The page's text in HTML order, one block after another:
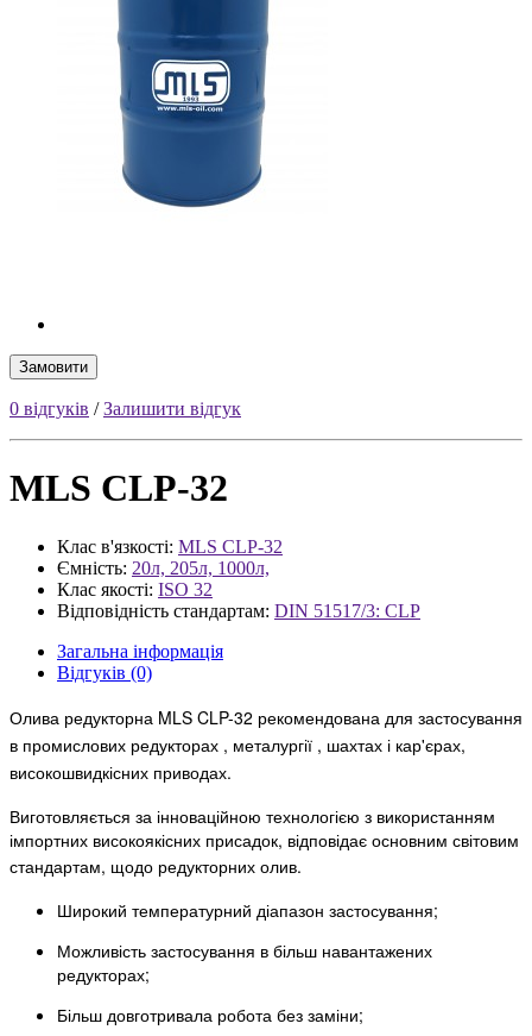
Замовити
0 відгуків /Залишити відгук
MLS CLP-32
Клас в'язкості: MLS CLP-32
Ємність: 20л, 205л, 1000л,
Клас якості: ISO 32
Відповідність стандартам: DIN 51517/3: CLP
Загальна інформація
Відгуків (0)
Олива редукторна MLS CLP-32 рекомендована для застосування
в промислових редукторах , металургії , шахтах і кар'єрах,
високошвидкісних приводах.
Виготовляється за інноваційною технологією з використанням
імпортних високоякісних присадок, відповідає основним світовим
стандартам, щодо редукторних олив.
Широкий температурний діапазон застосування;
Можливість застосування в більш навантажених
редукторах;
Більш довготривала робота без заміни;